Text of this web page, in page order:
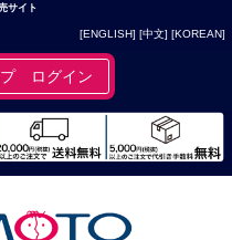
サイト
[ENGLISH] [中文] [KOREAN]
プ ログイン